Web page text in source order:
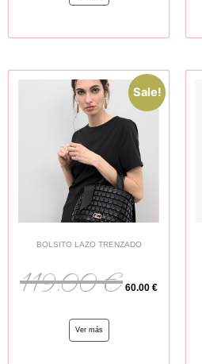
Sale!
BOLSITO LAZO TRENZADO
119.00€ 60.00 €
Ver más